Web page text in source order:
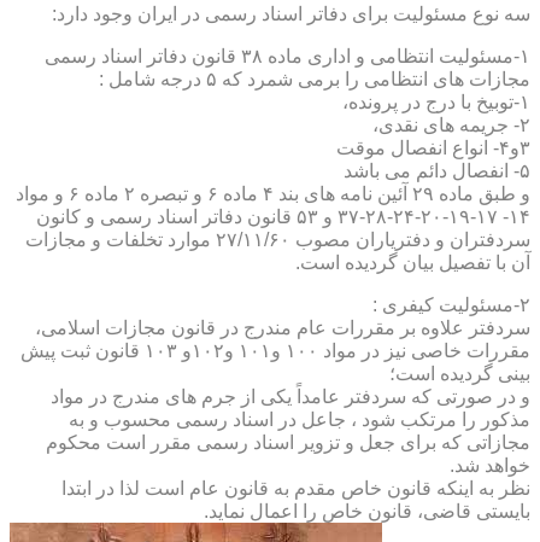
سه نوع مسئولیت برای دفاتر اسناد رسمی در ایران وجود دارد:
۱-مسئولیت انتظامی و اداری ماده ۳۸ قانون دفاتر اسناد رسمی
مجازات های انتظامی را برمی شمرد که ۵ درجه شامل :
۱-توبیخ با درج در پرونده،
۲- جریمه های نقدی،
۳و۴- انواع انفصال موقت
۵- انفصال دائم می باشد
و طبق ماده ۲۹ آئین نامه های بند ۴ ماده ۶ و تبصره ۲ ماده ۶ و مواد
۱۴- ۱۷-۱۹-۲۰-۲۴-۲۸-۳۷ و ۵۳ قانون دفاتر اسناد رسمی و کانون
سردفتران و دفتریاران مصوب ۲۷/۱۱/۶۰ موارد تخلفات و مجازات
آن با تفصیل بیان گردیده است.
۲-مسئولیت کیفری :
سردفتر علاوه بر مقررات عام مندرج در قانون مجازات اسلامی،
مقررات خاصی نیز در مواد ۱۰۰ و۱۰۱ و۱۰۲و ۱۰۳ قانون ثبت پیش
بینی گردیده است؛
و در صورتی که سردفتر عامداً یکی از جرم های مندرج در مواد
مذکور را مرتکب شود ، جاعل در اسناد رسمی محسوب و به
مجازاتی که برای جعل و تزویر اسناد رسمی مقرر است محکوم
خواهد شد.
نظر به اینکه قانون خاص مقدم به قانون عام است لذا در ابتدا
بایستی قاضی، قانون خاص را اعمال نماید.